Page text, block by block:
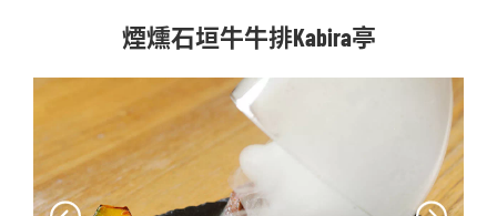
煙燻石垣牛牛排Kabira亭